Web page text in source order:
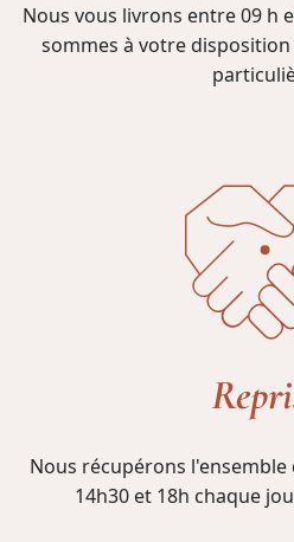
Nous vous livrons entre 09 h
sommes à votre
Nous récupérons
14h30 et 18h chaque